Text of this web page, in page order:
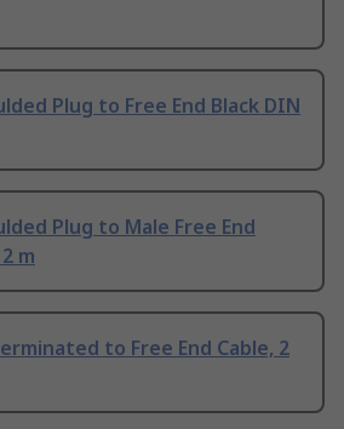
Plug to Free End Black DIN
Plug to Male Free End
m
to Free End Cable, 2